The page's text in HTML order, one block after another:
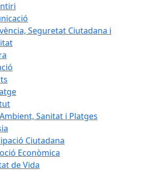
Seguretat Ciutadana i
Sanitat i Platges
Ciutadana
Econòmica
de Vida